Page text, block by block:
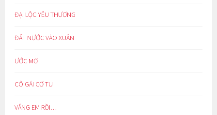
ĐẠI LỘC YÊU THƯƠNG
ĐẤT NƯỚC VÀO XUÂN
ƯỚC MƠ
CÔ GÁI CƠ TU
VẮNG EM RỒI…